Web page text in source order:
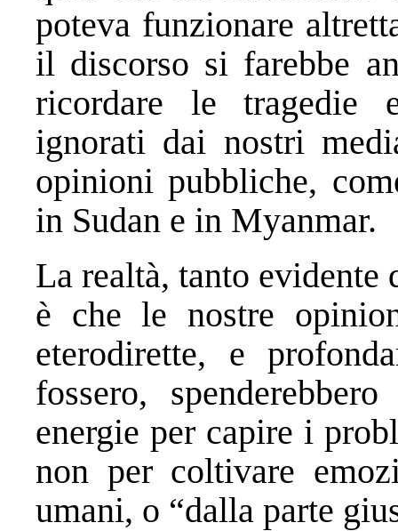
poteva funzionare
il discorso si farebbe
ricordare le tragedie
ignorati dai nostri
opinioni pubbliche,
in Sudan e in Myanmar.
La realtà, tanto
è che le nostre
eterodirette, e
fossero,
energie per capire i
non per coltivare
umani, o “dalla parte